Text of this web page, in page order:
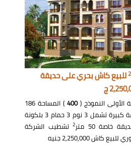
2للبيع كاش بحري على حديقة
النموذج (400
) المساحة 186
بحري تطل على حديقة كبيرة تشمل 3 نوم 3 حمام 3 بلكونة
خاصة 50 متر
2 تشطيب الشركة
2,250,000 جنيه